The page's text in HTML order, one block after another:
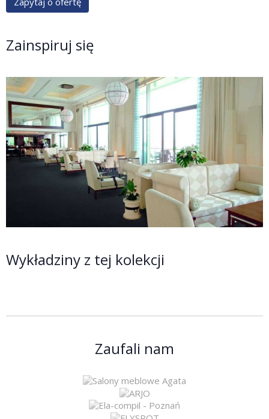
Zainspiruj się
Wykładziny z tej kolekcji
Zaufali nam